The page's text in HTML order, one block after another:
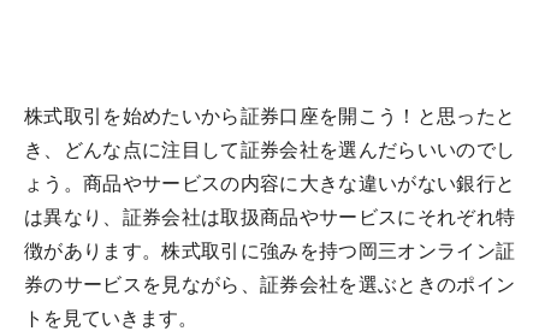
株式取引を始めたいから証券口座を開こう！と思ったと
き、どんな点に注目して証券会社を選んだらいいのでし
ょう。商品やサービスの内容に大きな違いがない銀行と
は異なり、証券会社は取扱商品やサービスにそれぞれ特
徴があります。株式取引に強みを持つ岡三オンライン証
券のサービスを見ながら、証券会社を選ぶときのポイン
トを見ていきます。